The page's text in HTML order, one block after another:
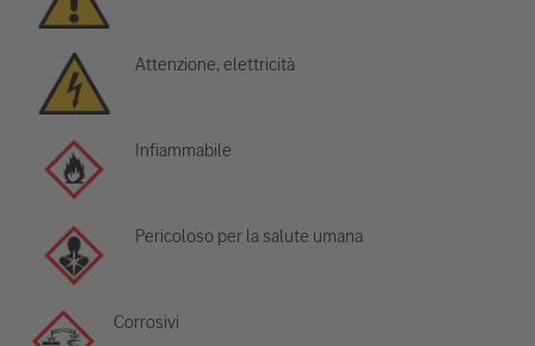
Attenzione, elettricità
Infiammabile
Pericoloso per la salute umana
Corrosivi